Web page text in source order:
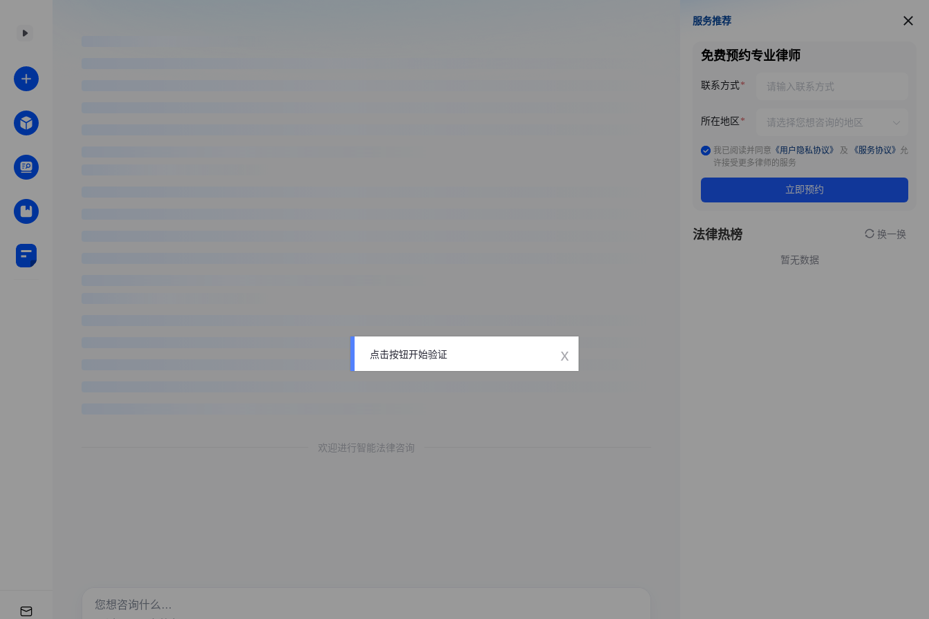
欢迎进行智能法律咨询
服务推荐
服务推荐
免费预约专业律师
联系方式
所在地区
我已阅读并同意 《用户隐私协议》 及 《服务协议》 允
许接受更多律师的服务
立即预约
法律热榜 换一换
暂无数据
点击按钮开始验证 x